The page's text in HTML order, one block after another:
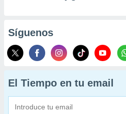
Síguenos
El Tiempo en tu email